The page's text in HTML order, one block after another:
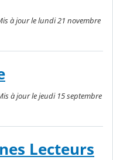
à jour le lundi 21 novembre
à jour le jeudi 15 septembre
Lecteurs